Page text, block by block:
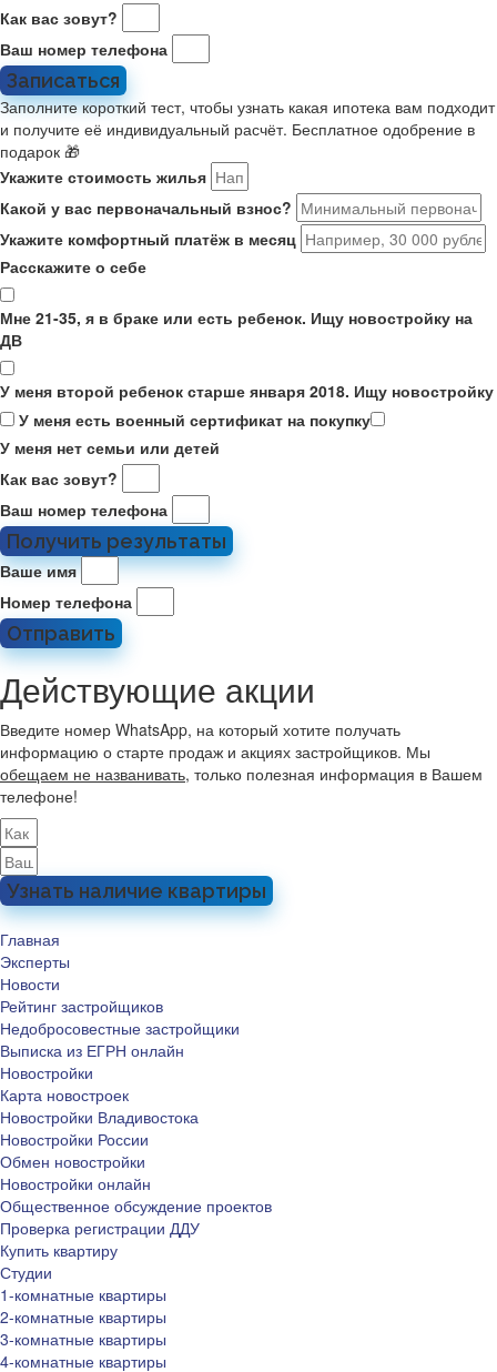
Как вас зовут?
Ваш номер телефона
Записаться
Заполните короткий тест, чтобы узнать какая ипотека вам подходит
и получите её индивидуальный расчёт. Бесплатное одобрение в
подарок 🎁
Укажите стоимость жилья
Какой у вас первоначальный взнос?
Укажите комфортный платёж в месяц
Расскажите о себе
Мне 21-35, я в браке или есть ребенок. Ищу новостройку на
ДВ
У меня второй ребенок старше января 2018. Ищу новостройку
У меня есть военный сертификат на покупку
У меня нет семьи или детей
Как вас зовут?
Ваш номер телефона
Получить результаты
Ваше имя
Номер телефона
Отправить
Действующие акции
Введите номер WhatsApp, на который хотите получать
информацию о старте продаж и акциях застройщиков. Мы
обещаем не названивать, только полезная информация в Вашем
телефоне!
Узнать наличие квартиры
Главная
Эксперты
Новости
Рейтинг застройщиков
Недобросовестные застройщики
Выписка из ЕГРН онлайн
Новостройки
Карта новостроек
Новостройки Владивостока
Новостройки России
Обмен новостройки
Новостройки онлайн
Общественное обсуждение проектов
Проверка регистрации ДДУ
Купить квартиру
Студии
1-комнатные квартиры
2-комнатные квартиры
3-комнатные квартиры
4-комнатные квартиры